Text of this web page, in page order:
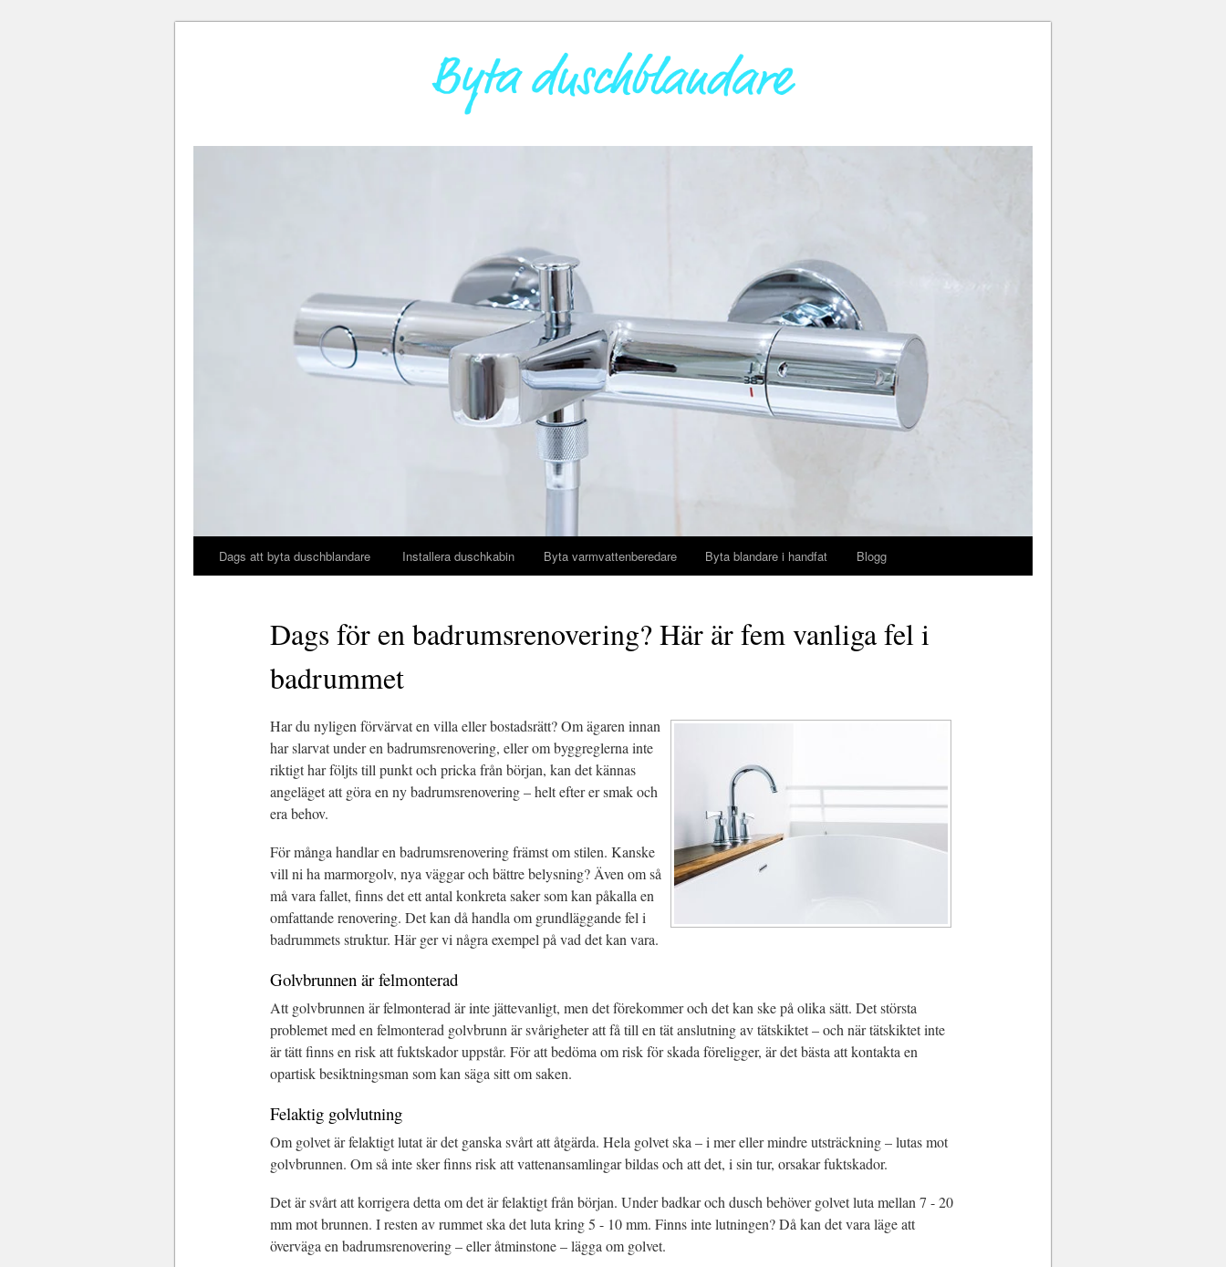
Dags att byta duschblandare Installera duschkabin Byta varmvattenberedare Byta blandare i handfat Blogg
Dags för en badrumsrenovering? Här är fem vanliga fel i
badrummet
Har du nyligen förvärvat en villa eller bostadsrätt? Om ägaren innan
har slarvat under en badrumsrenovering, eller om byggreglerna inte
riktigt har följts till punkt och pricka från början, kan det kännas
angeläget att göra en ny badrumsrenovering – helt efter er smak och
era behov.
För många handlar en badrumsrenovering främst om stilen. Kanske
vill ni ha marmorgolv, nya väggar och bättre belysning? Även om så
må vara fallet, finns det ett antal konkreta saker som kan påkalla en
omfattande renovering. Det kan då handla om grundläggande fel i
badrummets struktur. Här ger vi några exempel på vad det kan vara.
Golvbrunnen är felmonterad
Att golvbrunnen är felmonterad är inte jättevanligt, men det förekommer och det kan ske på olika sätt. Det största
problemet med en felmonterad golvbrunn är svårigheter att få till en tät anslutning av tätskiktet – och när tätskiktet inte
är tätt finns en risk att fuktskador uppstår. För att bedöma om risk för skada föreligger, är det bästa att kontakta en
opartisk besiktningsman som kan säga sitt om saken.
Felaktig golvlutning
Om golvet är felaktigt lutat är det ganska svårt att åtgärda. Hela golvet ska – i mer eller mindre utsträckning – lutas mot
golvbrunnen. Om så inte sker finns risk att vattenansamlingar bildas och att det, i sin tur, orsakar fuktskador.
Det är svårt att korrigera detta om det är felaktigt från början. Under badkar och dusch behöver golvet luta mellan 7 - 20
mm mot brunnen. I resten av rummet ska det luta kring 5 - 10 mm. Finns inte lutningen? Då kan det vara läge att
överväga en badrumsrenovering – eller åtminstone – lägga om golvet.